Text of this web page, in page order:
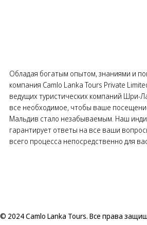
© 2024 Camlo Lanka Tours. Все права
Обладая богатым опытом, знаниями и
компания Camlo Lanka Tours Private
ведущих туристических компаний Шри-
все необходимое, чтобы ваше
Мальдив стало незабываемым. Наш
гарантирует ответы на все ваши
всего процесса непосредственно для